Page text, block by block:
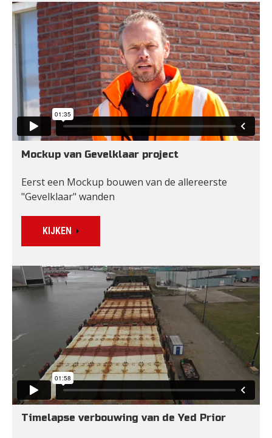
Mockup van Gevelklaar project
Eerst een Mockup bouwen van de allereerste
"Gevelklaar" wanden
KIJKEN
Timelapse verbouwing van de Yed Prior